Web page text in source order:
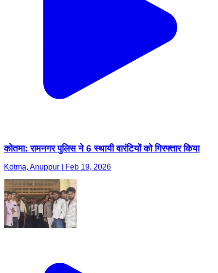
कोतमा: रामनगर पुलिस ने 6 स्थायी वारंटियों को गिरफ्तार किया
Kotma, Anuppur | Feb 19, 2026